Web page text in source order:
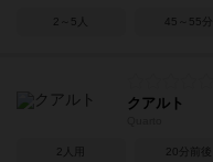
2～5人 45～55分
クアルト
2人用 20分前後